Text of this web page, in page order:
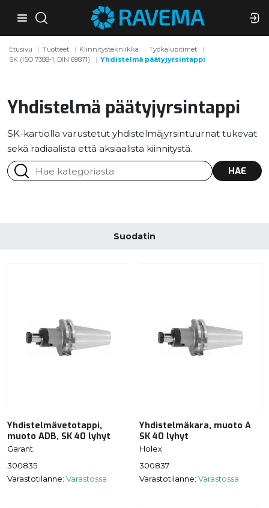
Etusivu Tuotteet Kiinnitystekniikka
Työkalupitimet
SK (ISO 7388-1, DIN 69871)
Yhdistelmä päätyjyrsintappi
Yhdistelmä päätyjyrsintappi
SK-kartiolla varustetut yhdistelmäjyrsintuurnat tukevat
sekä radiaalista että aksiaalista kiinnitystä.
HAE
Suodatin
Yhdistelmävetotappi,
muoto ADB, SK 40 lyhyt
Garant
300835
Varastotilanne: Varastossa
Yhdistelmäkara, muoto A
SK 40 lyhyt
Holex
300837
Varastotilanne: Varastossa